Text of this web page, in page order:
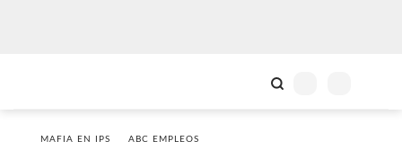
MAFIA EN IPS ABC EMPLEOS